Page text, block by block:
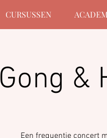
CURSUSSEN
Gong &
Een frequentie concert